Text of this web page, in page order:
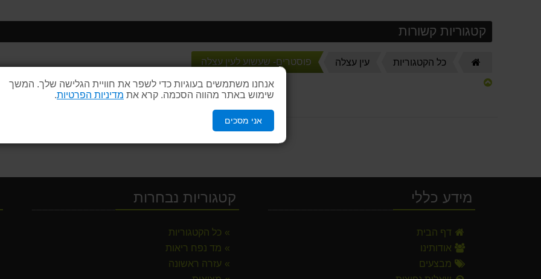
אנחנו משתמשים בעוגיות כדי לשפר את חוויית הגלישה שלך. המשך
שימוש באתר מהווה הסכמה. קרא את מדיניות הפרטיות.
אני מסכים
קטגוריות קשורות
כל הקטגוריות עין עצלה פוסטרים- שעשוע לעין עצלה
מידע כללי
דף הבית
אודותינו
מבצעיםסבון רפואי "מדקס" לשטיפת ידיים
34.90 ₪
קטגוריות נבחרות
כל הקטגוריות
מד נפח ריאות
עזרה ראשונה